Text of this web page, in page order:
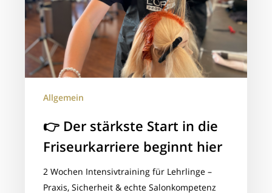
beginnt
hier
Allgemein
👉 Der stärkste Start in die
Friseurkarriere beginnt hier
2 Wochen Intensivtraining für Lehrlinge –
Praxis, Sicherheit & echte Salonkompetenz